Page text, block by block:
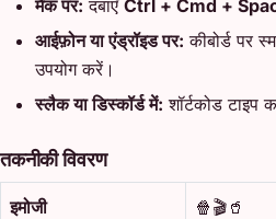
मैक पर: दबाएँCtrl + Cmd +
आईफ़ोन या एंड्रॉइड पर: कीबोर्ड पर
उपयोग करें।
स्लैक या डिस्कॉर्ड में: शॉर्टकोड टाइप
तकनीकी विवरण
इमोजी 🍿🎬🥤